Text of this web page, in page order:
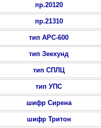
пр.20120
пр.21310
тип АРС-600
тип Зеехунд
тип СПЛЦ
тип УПС
шифр Сирена
шифр Тритон